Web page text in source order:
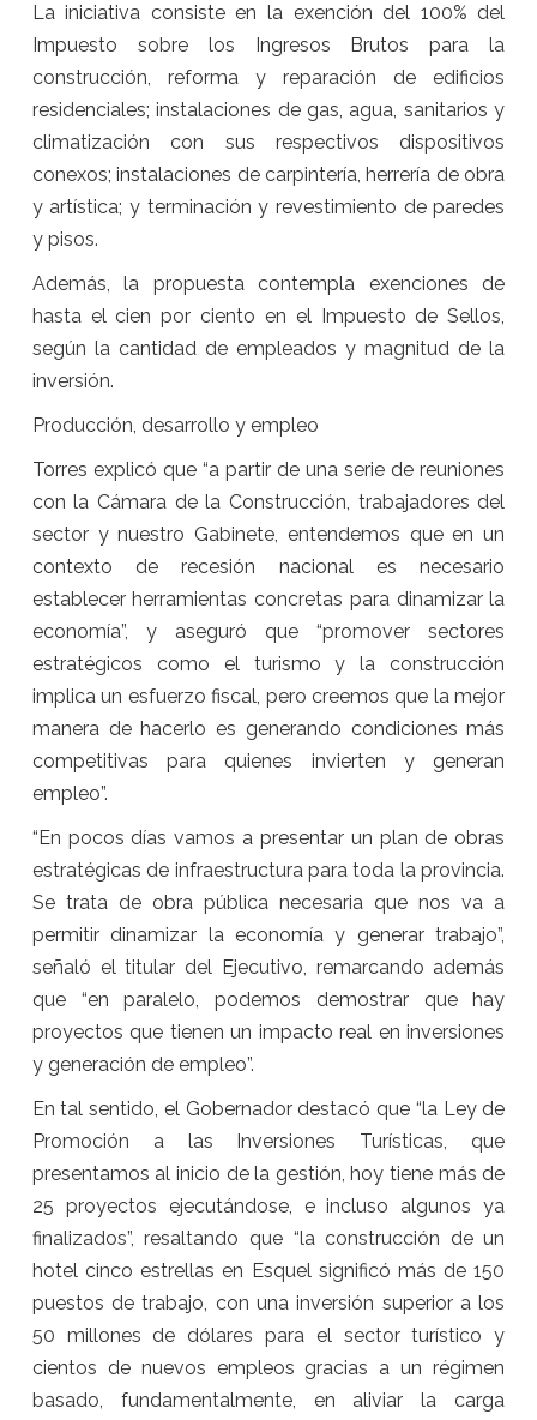
La iniciativa consiste en la exención del 100% del
Impuesto sobre los Ingresos Brutos para la
construcción, reforma y reparación de edificios
residenciales; instalaciones de gas, agua, sanitarios y
climatización con sus respectivos dispositivos
conexos; instalaciones de carpintería, herrería de obra
y artística; y terminación y revestimiento de paredes
y pisos.
Además, la propuesta contempla exenciones de
hasta el cien por ciento en el Impuesto de Sellos,
según la cantidad de empleados y magnitud de la
inversión.
Producción, desarrollo y empleo
Torres explicó que “a partir de una serie de reuniones
con la Cámara de la Construcción, trabajadores del
sector y nuestro Gabinete, entendemos que en un
contexto de recesión nacional es necesario
establecer herramientas concretas para dinamizar la
economía”, y aseguró que “promover sectores
estratégicos como el turismo y la construcción
implica un esfuerzo fiscal, pero creemos que la mejor
manera de hacerlo es generando condiciones más
competitivas para quienes invierten y generan
empleo”.
“En pocos días vamos a presentar un plan de obras
estratégicas de infraestructura para toda la provincia.
Se trata de obra pública necesaria que nos va a
permitir dinamizar la economía y generar trabajo”,
señaló el titular del Ejecutivo, remarcando además
que “en paralelo, podemos demostrar que hay
proyectos que tienen un impacto real en inversiones
y generación de empleo”.
En tal sentido, el Gobernador destacó que “la Ley de
Promoción a las Inversiones Turísticas, que
presentamos al inicio de la gestión, hoy tiene más de
25 proyectos ejecutándose, e incluso algunos ya
finalizados”, resaltando que “la construcción de un
hotel cinco estrellas en Esquel significó más de 150
puestos de trabajo, con una inversión superior a los
50 millones de dólares para el sector turístico y
cientos de nuevos empleos gracias a un régimen
basado, fundamentalmente, en aliviar la carga